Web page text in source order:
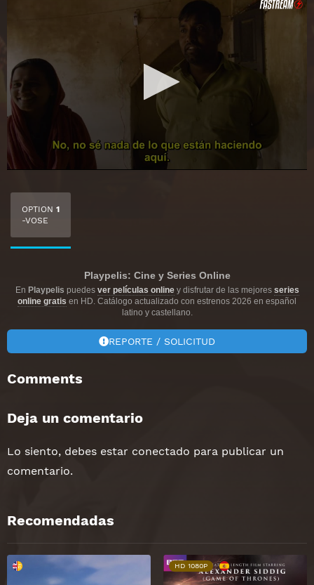
OPTION 1
-VOSE
Playpelis: Cine y Series Online
En Playpelis puedes ver películas onliney disfrutar de las mejores series
online gratis en HD. Catálogo actualizado con estrenos 2026 en español
latino y castellano.
REPORTE / SOLICITUD
Comments
Deja un comentario
Lo siento, debes estar conectado para publicar un
comentario.
Recomendadas
HD 1080P